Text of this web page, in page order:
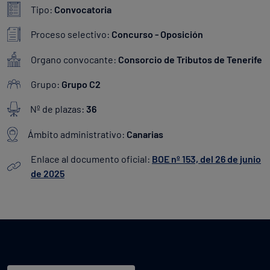
Tipo: Convocatoria
Proceso selectivo: Concurso - Oposición
Organo convocante: Consorcio de Tributos de Tenerife
Grupo: Grupo C2
Nº de plazas: 36
Ámbito administrativo: Canarias
Enlace al documento oficial: BOE nº 153, del 26 de junio
de 2025